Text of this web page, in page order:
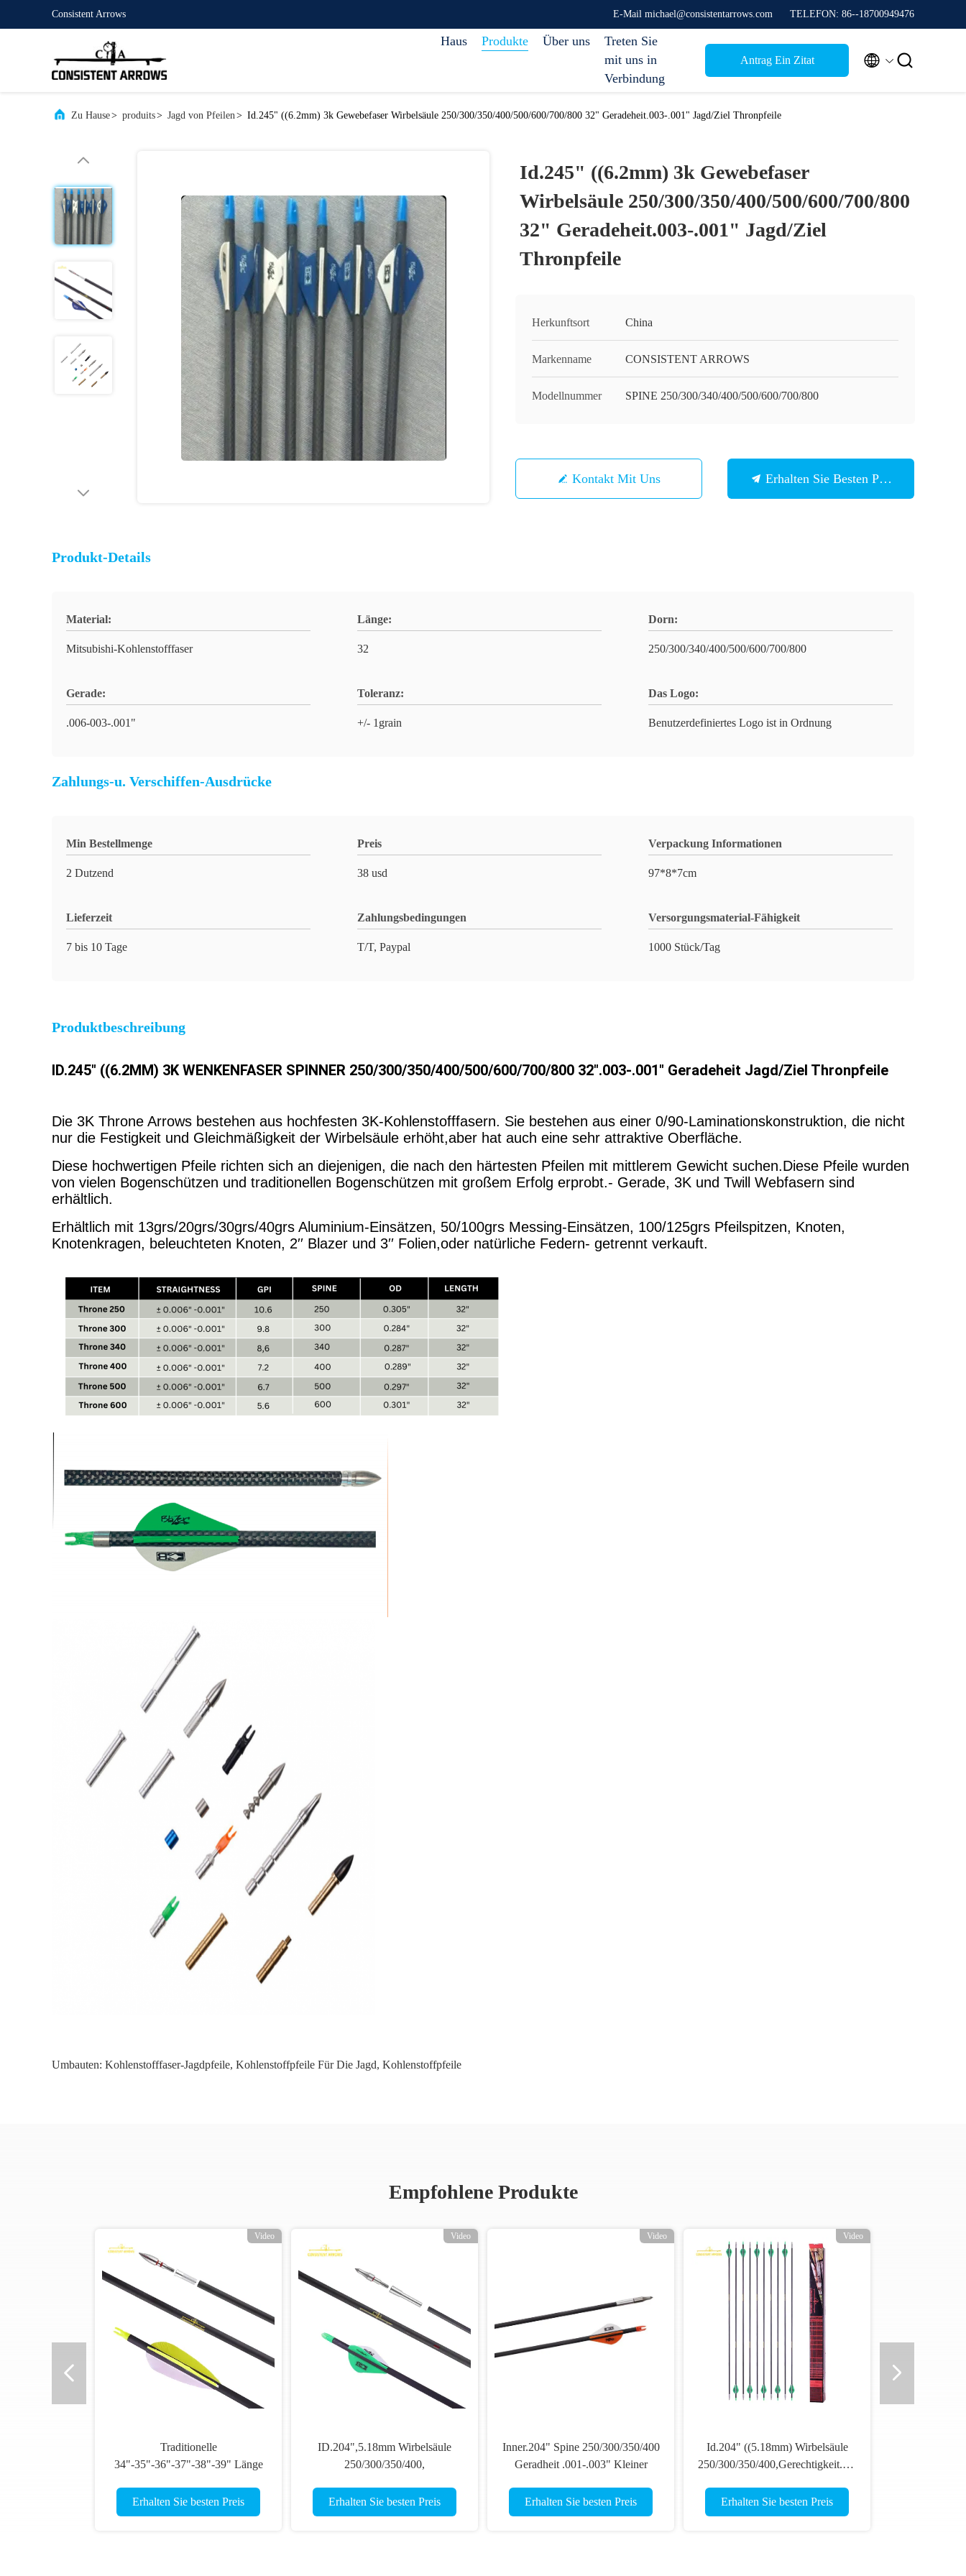
Consistent Arrows E-Mail michael@consistentarrows.com TELEFON: 86--18700949476
Haus Produkte Über uns
Treten Sie
mit uns in
Verbindung
Antrag Ein Zitat  
Zu Hause> produits> Jagd von Pfeilen> Id.245" ((6.2mm) 3k Gewebefaser Wirbelsäule 250/300/350/400/500/600/700/800 32" Geradeheit.003-.001" Jagd/Ziel Thronpfeile
Id.245" ((6.2mm) 3k Gewebefaser
Wirbelsäule 250/300/350/400/500/600/700/800
32" Geradeheit.003-.001" Jagd/Ziel
Thronpfeile
Herkunftsort China
Markenname CONSISTENT ARROWS
Modellnummer SPINE 250/300/340/400/500/600/700/800
Kontakt Mit Uns Erhalten Sie Besten Preis
Produkt-Details
Material:
Mitsubishi-Kohlenstofffaser
Länge:
32
Dorn:
250/300/340/400/500/600/700/800
Gerade:
.006-003-.001"
Toleranz:
+/- 1grain
Das Logo:
Benutzerdefiniertes Logo ist in Ordnung
Zahlungs-u. Verschiffen-Ausdrücke
Min Bestellmenge
2 Dutzend
Preis
38 usd
Verpackung Informationen
97*8*7cm
Lieferzeit
7 bis 10 Tage
Zahlungsbedingungen
T/T, Paypal
Versorgungsmaterial-Fähigkeit
1000 Stück/Tag
Produktbeschreibung
ID.245" ((6.2MM) 3K WENKENFASER SPINNER 250/300/350/400/500/600/700/800 32".003-.001" Geradeheit Jagd/Ziel Thronpfeile
Die 3K Throne Arrows bestehen aus hochfesten 3K-Kohlenstofffasern. Sie bestehen aus einer 0/90-Laminationskonstruktion, die nicht
nur die Festigkeit und Gleichmäßigkeit der Wirbelsäule erhöht,aber hat auch eine sehr attraktive Oberfläche.
Diese hochwertigen Pfeile richten sich an diejenigen, die nach den härtesten Pfeilen mit mittlerem Gewicht suchen.Diese Pfeile wurden
von vielen Bogenschützen und traditionellen Bogenschützen mit großem Erfolg erprobt.- Gerade, 3K und Twill Webfasern sind
erhältlich.
Erhältlich mit 13grs/20grs/30grs/40grs Aluminium-Einsätzen, 50/100grs Messing-Einsätzen, 100/125grs Pfeilspitzen, Knoten,
Knotenkragen, beleuchteten Knoten, 2′′ Blazer und 3′′ Folien,oder natürliche Federn- getrennt verkauft.
Umbauten: Kohlenstofffaser-Jagdpfeile, Kohlenstoffpfeile Für Die Jagd, Kohlenstoffpfeile
Empfohlene Produkte
Video
Traditionelle
34"-35"-36"-37"-38"-39" Länge
400/500/600/700/800 Traditionelle
Carbonpfeile für das
Erhalten Sie besten Preis
Video
ID.204",5.18mm Wirbelsäule
250/300/350/400,
Penetration Ultra Jagd Attentäter
Pfeile
Erhalten Sie besten Preis
Video
Inner.204" Spine 250/300/350/400
Geradheit .001-.003" Kleiner
5mm Ultra Pfeile
Erhalten Sie besten Preis
Video
Id.204" ((5.18mm) Wirbelsäule
250/300/350/400,Gerechtigkeit.001-.003"
Jagdzielpfeile
Erhalten Sie besten Preis